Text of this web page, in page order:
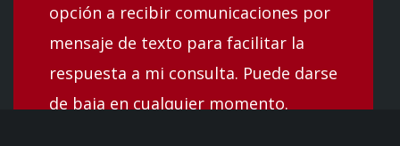
opción a recibir comunicaciones por
mensaje de texto para facilitar la
respuesta a mi consulta. Puede darse
de baja en cualquier momento.